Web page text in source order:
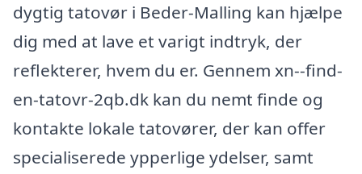
dygtig tatovør i Beder-Malling kan hjælpe
dig med at lave et varigt indtryk, der
reflekterer, hvem du er. Gennem xn--find-
en-tatovr-2qb.dk kan du nemt finde og
kontakte lokale tatovører, der kan offer
specialiserede ypperlige ydelser, samt